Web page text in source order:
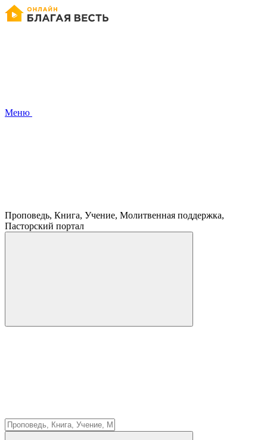
Меню
Проповедь, Книга, Учение, Молитвенная поддержка,
Пасторский портал